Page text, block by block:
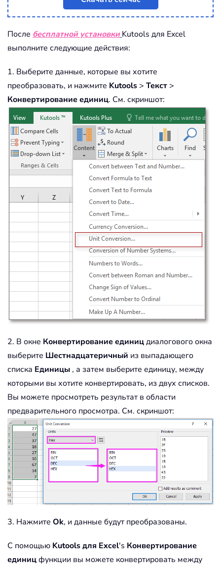
После бесплатной установки Kutools для Excel
выполните следующие действия:
1. Выберите данные, которые вы хотите
преобразовать, и нажмите Kutools > Текст >
Конвертирование единиц. См. скриншот:
2. В окне Конвертирование единицдиалогового окна
выберите Шестнадцатеричный из выпадающего
списка Единицы , а затем выберите единицу, между
которыми вы хотите конвертировать, из двух списков.
Вы можете просмотреть результат в области
предварительного просмотра. См. скриншот:
3. Нажмите Ok, и данные будут преобразованы.
С помощью Kutools для Excel's Конвертирование
единицфункции вы можете конвертировать между